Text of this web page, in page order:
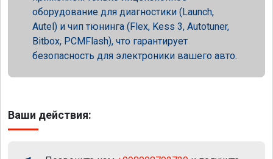
оборудование для диагностики (Launch,
Autel) и чип тюнинга (Flex, Kess 3, Autotuner,
Bitbox, PCMFlash), что гарантирует
безопасность для электроники вашего авто.
Ваши действия: